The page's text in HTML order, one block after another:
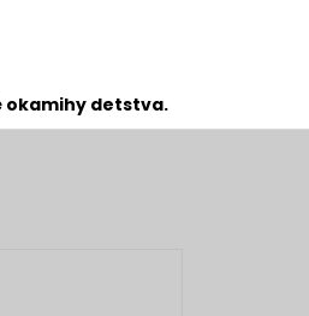
okamihy detstva.